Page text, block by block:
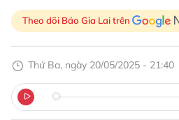
Theo dõi Báo Gia Lai trên
Thứ Ba, ngày 20/05/2025 - 21:40